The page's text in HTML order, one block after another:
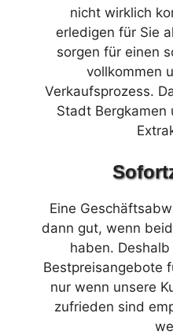
nicht wirklich
erledigen für Sie
sorgen für einen
vollkommen
Verkaufsprozess.
Stadt Bergkamen
Eine
dann gut, wenn
haben.
Bestpreisangebote
nur wenn unsere
zufrieden sind